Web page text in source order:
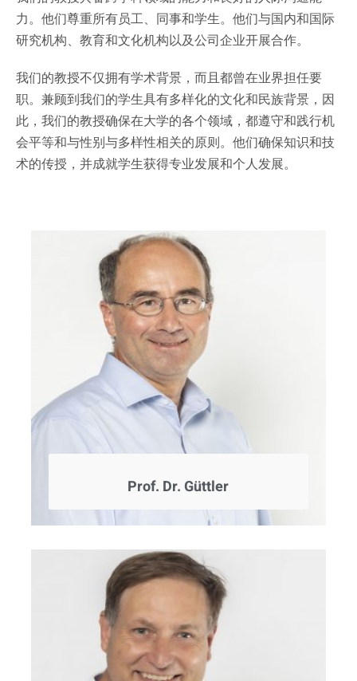
力。他们尊重所有员工、同事和学生。他们与国内和国际
研究机构、教育和文化机构以及公司企业开展合作。
我们的教授不仅拥有学术背景，而且都曾在业界担任要
职。兼顾到我们的学生具有多样化的文化和民族背景，因
此，我们的教授确保在大学的各个领域，都遵守和践行机
会平等和与性别与多样性相关的原则。他们确保知识和技
术的传授，并成就学生获得专业发展和个人发展。
Prof. Dr. Güttler